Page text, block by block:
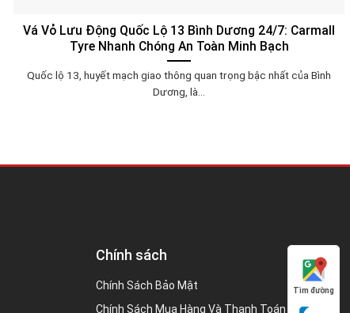
Vá Vỏ Lưu Động Quốc Lộ 13 Bình Dương 24/7: Carmall
Tyre Nhanh Chóng An Toàn Minh Bạch
Quốc lộ 13, huyết mạch giao thông quan trọng bậc nhất của Bình
Dương, là...
Chính sách
Chính Sách Bảo Mật
Chính Sách Mua Hàng Và Thanh Toán
Tìm đường